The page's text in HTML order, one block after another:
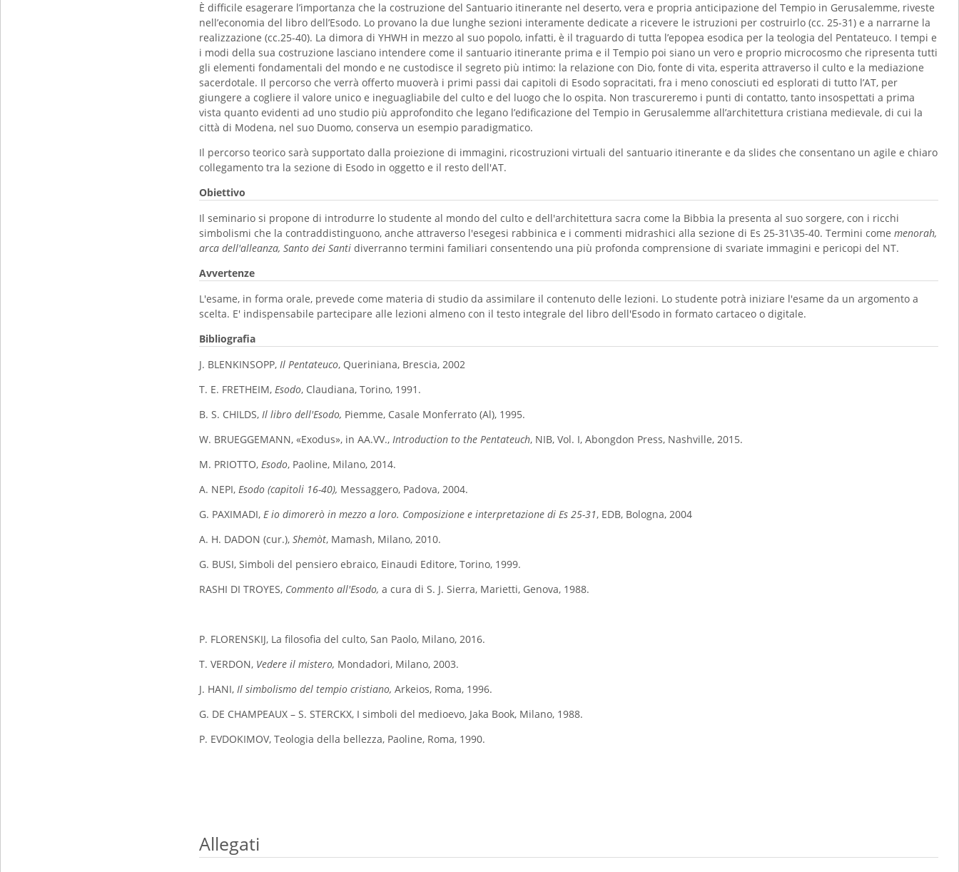
È difficile esagerare l’importanza che la costruzione del Santuario itinerante nel deserto, vera e propria anticipazione del Tempio in Gerusalemme, riveste
nell’economia del libro dell’Esodo. Lo provano la due lunghe sezioni interamente dedicate a ricevere le istruzioni per costruirlo (cc. 25-31) e a narrarne la
realizzazione (cc.25-40). La dimora di YHWH in mezzo al suo popolo, infatti, è il traguardo di tutta l’epopea esodica per la teologia del Pentateuco. I tempi e
i modi della sua costruzione lasciano intendere come il santuario itinerante prima e il Tempio poi siano un vero e proprio microcosmo che ripresenta tutti
gli elementi fondamentali del mondo e ne custodisce il segreto più intimo: la relazione con Dio, fonte di vita, esperita attraverso il culto e la mediazione
sacerdotale. Il percorso che verrà offerto muoverà i primi passi dai capitoli di Esodo sopracitati, fra i meno conosciuti ed esplorati di tutto l’AT, per
giungere a cogliere il valore unico e ineguagliabile del culto e del luogo che lo ospita. Non trascureremo i punti di contatto, tanto insospettati a prima
vista quanto evidenti ad uno studio più approfondito che legano l’edificazione del Tempio in Gerusalemme all’architettura cristiana medievale, di cui la
città di Modena, nel suo Duomo, conserva un esempio paradigmatico.
Il percorso teorico sarà supportato dalla proiezione di immagini, ricostruzioni virtuali del santuario itinerante e da slides che consentano un agile e chiaro
collegamento tra la sezione di Esodo in oggetto e il resto dell'AT.
Obiettivo
Il seminario si propone di introdurre lo studente al mondo del culto e dell'architettura sacra come la Bibbia la presenta al suo sorgere, con i ricchi
simbolismi che la contraddistinguono, anche attraverso l'esegesi rabbinica e i commenti midrashici alla sezione di Es 25-31\35-40. Termini come menorah,
arca dell'alleanza, Santo dei Santi diverranno termini familiari consentendo una più profonda comprensione di svariate immagini e pericopi del NT.
Avvertenze
L'esame, in forma orale, prevede come materia di studio da assimilare il contenuto delle lezioni. Lo studente potrà iniziare l'esame da un argomento a
scelta. E' indispensabile partecipare alle lezioni almeno con il testo integrale del libro dell'Esodo in formato cartaceo o digitale.
Bibliografia
J. BLENKINSOPP, Il Pentateuco, Queriniana, Brescia, 2002
T. E. FRETHEIM, Esodo, Claudiana, Torino, 1991.
B. S. CHILDS, Il libro dell'Esodo, Piemme, Casale Monferrato (Al), 1995.
W. BRUEGGEMANN, «Exodus», in AA.VV., Introduction to the Pentateuch, NIB, Vol. I, Abongdon Press, Nashville, 2015.
M. PRIOTTO, Esodo, Paoline, Milano, 2014.
A. NEPI, Esodo (capitoli 16-40), Messaggero, Padova, 2004.
G. PAXIMADI, E io dimorerò in mezzo a loro. Composizione e interpretazione di Es 25­-31, EDB, Bologna, 2004
A. H. DADON (cur.), Shemòt, Mamash, Milano, 2010.
G. BUSI, Simboli del pensiero ebraico, Einaudi Editore, Torino, 1999.
RASHI DI TROYES, Commento all'Esodo, a cura di S. J. Sierra, Marietti, Genova, 1988.
P. FLORENSKIJ, La filosofia del culto, San Paolo, Milano, 2016.
T. VERDON, Vedere il mistero, Mondadori, Milano, 2003.
J. HANI, Il simbolismo del tempio cristiano, Arkeios, Roma, 1996.
G. DE CHAMPEAUX – S. STERCKX, I simboli del medioevo, Jaka Book, Milano, 1988.
P. EVDOKIMOV, Teologia della bellezza, Paoline, Roma, 1990.
Allegati